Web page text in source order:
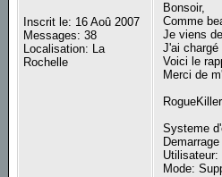
Inscrit le: 16 Aoû 2007
Messages: 38
Localisation: La
Rochelle
Bonsoir,
Comme
Je viens
J'ai
Voici le
Merci de
Systeme
Utilisateur:
Mode: